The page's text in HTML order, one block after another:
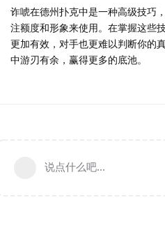
诈唬在德州扑克中是一种高级技巧
注额度和形象来使用。在掌握这些
更加有效，对手也更难以判断你的
中游刃有余，赢得更多的底池。
说点什么吧...